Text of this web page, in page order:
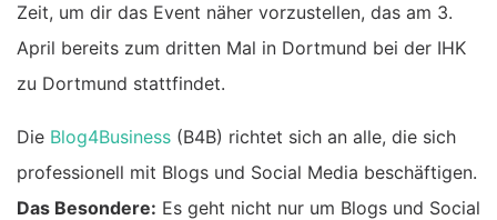
Zeit, um dir das Event näher vorzustellen, das am 3.
April bereits zum dritten Mal in Dortmund bei der IHK
zu Dortmund stattfindet.
Die Blog4Business (B4B) richtet sich an alle, die sich
professionell mit Blogs und Social Media beschäftigen.
Das Besondere: Es geht nicht nur um Blogs und Social